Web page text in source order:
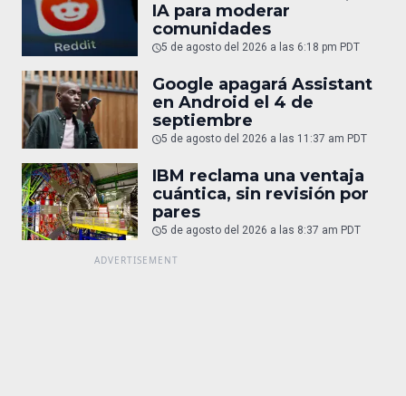
IA para moderar
comunidades
5 de agosto del 2026 a las 6:18 pm PDT
Google apagará Assistant
en Android el 4 de
septiembre
5 de agosto del 2026 a las 11:37 am PDT
IBM reclama una ventaja
cuántica, sin revisión por
pares
5 de agosto del 2026 a las 8:37 am PDT